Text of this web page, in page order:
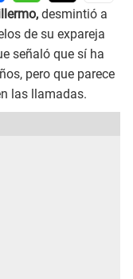
desmintió a
de su expareja
señaló que sí ha
pero que parece
las llamadas.